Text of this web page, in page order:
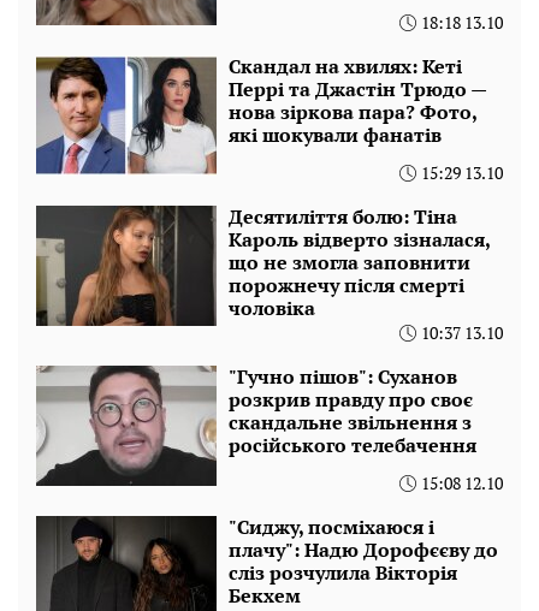
18:18 13.10
Скандал на хвилях: Кеті
Перрі та Джастін Трюдо —
нова зіркова пара? Фото,
які шокували фанатів
15:29 13.10
Десятиліття болю: Тіна
Кароль відверто зізналася,
що не змогла заповнити
порожнечу після смерті
чоловіка
10:37 13.10
"Гучно пішов": Суханов
розкрив правду про своє
скандальне звільнення з
російського телебачення
15:08 12.10
"Сиджу, посміхаюся і
плачу": Надю Дорофєєву до
сліз розчулила Вікторія
Бекхем